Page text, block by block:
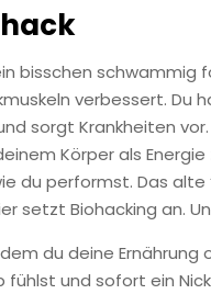
bisschen schwammig
verbessert. Du
sorgt Krankheiten
Körper als
du performst. Das
setzt Biohacking an.
du deine Ernährung
und sofort ein